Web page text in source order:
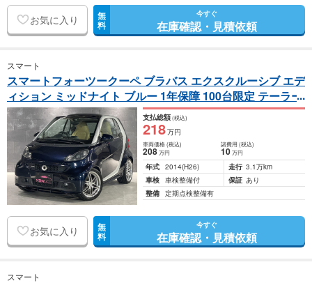
お気に入り 無
料
今すぐ
在庫確認・見積依頼
スマート
スマートフォーツークーペ ブラバス エクスクルーシブ エデ
ィション ミッドナイト ブルー 1年保障 100台限定 テーラー
メイド （ABA-451333） 支払総額(税込)
218万円
車両価格(税込)
208万円
諸費用 (税込)
10 万円
年式 2014(H26) 走行 3.1万km
車検 車検整備付 保証 あり
整備 定期点検整備有
お気に入り 無
料
今すぐ
在庫確認・見積依頼
スマート